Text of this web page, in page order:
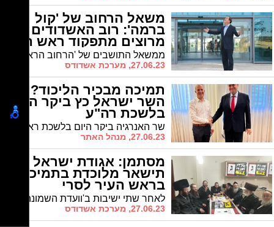
משאל הרחוב של 'קול
ברמה': רוב האשדודים
מרוצים מתפקוד ראש העיר
27.06.23, מערכת אשדודס
תמיכה מבכיר הליכוד?
השר ישראל כץ ביקר היום
בלשכת רה"ע
27.06.23, מנהל האתר
מסתמן: אגודת ישראל
תישאר מלוכדת בתמיכתה
בראש העיר לסרי
27.06.23, מערכת אשדודס